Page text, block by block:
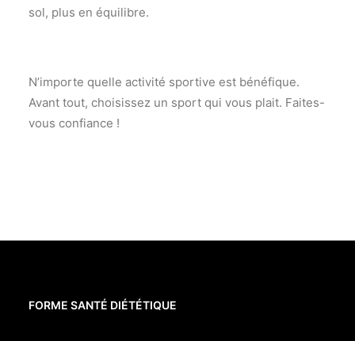
sol, plus en équilibre.
N’importe quelle activité sportive est bénéfique.
Avant tout, choisissez un sport qui vous plait. Faites-
vous confiance !
FORME SANTÉ DIÉTÉTIQUE